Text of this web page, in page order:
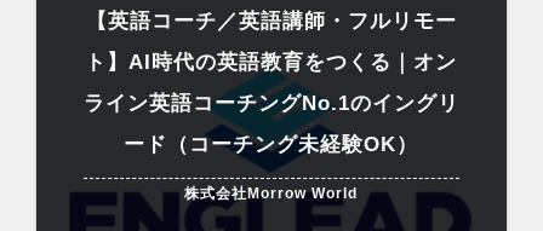
【英語コーチ／英語講師・フルリモー
ト】AI時代の英語教育をつくる｜オン
ライン英語コーチングNo.1のイングリ
ード（コーチング未経験OK）
株式会社Morrow World